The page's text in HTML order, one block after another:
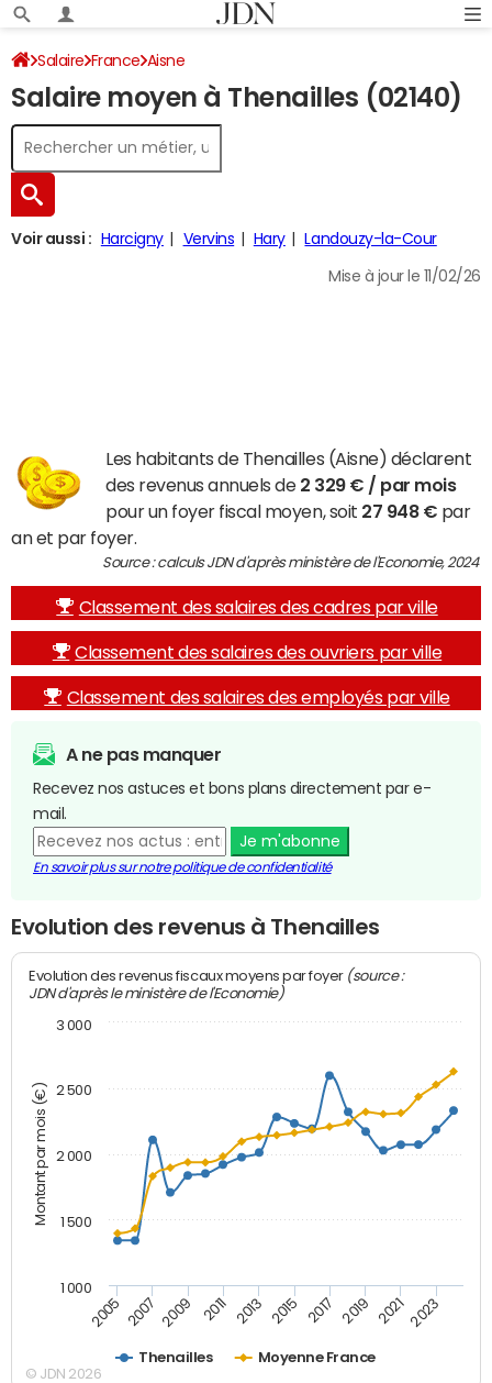
Salaire France Aisne
Salaire moyen à Thenailles (02140)
Voir aussi : Harcigny Vervins Hary Landouzy-la-Cour
Mise à jour le 11/02/26
Les habitants de Thenailles (Aisne) déclarent
des revenus annuels de 2 329 € / par mois
pour un foyer fiscal moyen, soit 27 948 € par
an et par foyer.
Source : calculs JDN d'après ministère de l'Economie, 2024
Classement des salaires des cadres par ville
Classement des salaires des ouvriers par ville
Classement des salaires des employés par ville
A ne pas manquer
Recevez nos astuces et bons plans directement par e-
mail.
Je m'abonne
En savoir plus sur notre politique de confidentialité
Evolution des revenus à Thenailles
Montant par mois (€)
Evolution des revenus fiscaux moyens par foyer (source :
JDN d'après le ministère de l'Economie)
Thenailles Moyenne France
2005 2007 2009 2011 2013 2015 2017 2019 2021 2023
1 000
1 500
2 000
2 500
3 000
© JDN 2026